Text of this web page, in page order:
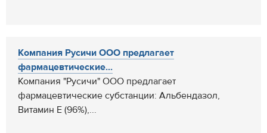
Компания Русичи ООО предлагает
фармацевтические...
Компания "Русичи" ООО предлагает
фармацевтические субстанции: Альбендазол,
Витамин Е (96%),...